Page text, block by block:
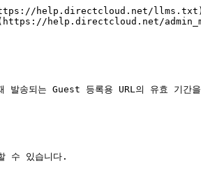
help.directcloud.net/llms.txt).
help.directcloud.net/
송되는 Guest 등록용 URL의 유효 기간
수 있습니다.